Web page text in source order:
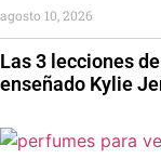
Las 3 lecciones
enseñado Kylie
agosto 10, 2026